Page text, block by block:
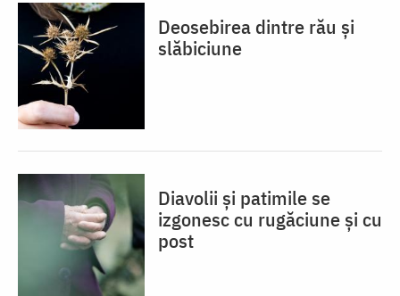
Deosebirea dintre rău și
slăbiciune
Diavolii și patimile se
izgonesc cu rugăciune și cu
post